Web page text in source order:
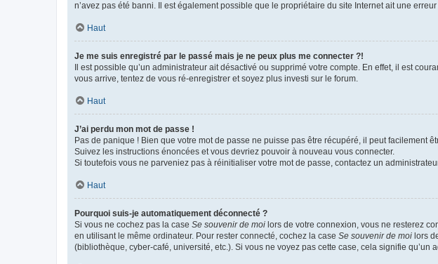
n’avez pas été banni. Il est également possible que le propriétaire du site Internet ait une
Haut
Je me suis enregistré par le passé mais je ne peux plus me connecter ?!
Il est possible qu’un administrateur ait désactivé ou supprimé votre compte. En effet, il est
vous arrive, tentez de vous ré-enregistrer et soyez plus investi sur le forum.
Haut
J’ai perdu mon mot de passe !
Pas de panique ! Bien que votre mot de passe ne puisse pas être récupéré, il peut
Suivez les instructions énoncées et vous devriez pouvoir à nouveau vous connecter.
Si toutefois vous ne parveniez pas à réinitialiser votre mot de passe, contactez un
Haut
Pourquoi suis-je automatiquement déconnecté ?
Si vous ne cochez pas la case Se souvenir de moi lors de votre connexion, vous ne resterez
en utilisant le même ordinateur. Pour rester connecté, cochez la case Se souvenir de moi lors
(bibliothèque, cyber-café, université, etc.). Si vous ne voyez pas cette case, cela signifie qu’un